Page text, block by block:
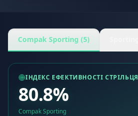
Compak Sporting (5)
ІНДЕКС ЕФЕКТИВНОСТІ СТРІЛЬЦЯ
80.8%
Compak Sporting